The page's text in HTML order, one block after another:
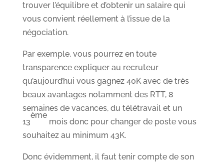
trouver l’équilibre et d’obtenir un salaire qui
vous convient réellement à l’issue de la
négociation.
Par exemple, vous pourrez en toute
transparence expliquer au recruteur
qu’aujourd’hui vous gagnez 40K avec de très
beaux avantages notamment des RTT, 8
semaines de vacances, du télétravail et un
13
ème
mois donc pour changer de poste vous
souhaitez au minimum 43K.
Donc évidemment, il faut tenir compte de son